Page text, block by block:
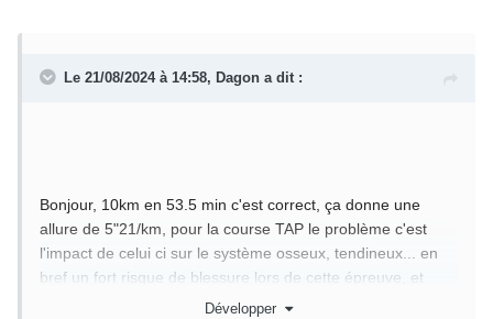
Le 21/08/2024 à 14:58, Dagon a dit :
Bonjour, 10km en 53.5 min c'est correct, ça donne une
allure de 5"21/km, pour la course TAP le problème c'est
l'impact de celui ci sur le système osseux, tendineux... en
bref un fort risque de blessure lors de cette épreuve, et
vous semblez manquer d'endurance de force, pour pallier
Développer